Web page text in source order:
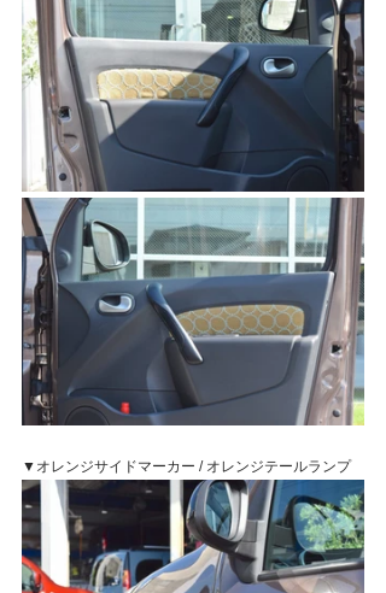
▼オレンジサイドマーカー / オレンジテールランプ